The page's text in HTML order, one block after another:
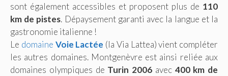
sont également accessibles et proposent plus de 110
km de pistes. Dépaysement garanti avec la langue et la
gastronomie italienne !
Le domaine Voie Lactée (la Via Lattea) vient compléter
les autres domaines. Montgenèvre est ainsi reliée aux
domaines olympiques de Turin 2006 avec 400 km de